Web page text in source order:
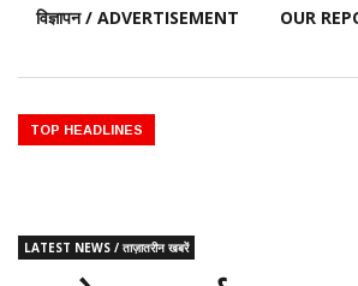
विज्ञापन / ADVERTISEMENT OUR
TOP HEADLINESकाल ♦️ ईसा पूर्व 332 – मिस्र
– ग्रेट पिरामिड्स (मिस्र) का निर्माण ♦️ईसा
LATEST NEWS / ताज़ातरीन खबरें